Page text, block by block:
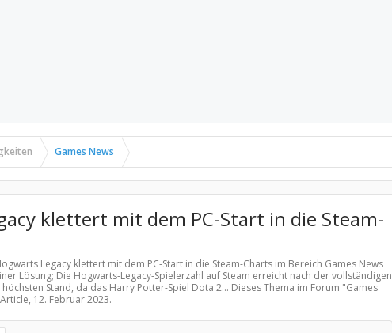
Games News
klettert mit dem PC-Start in die Steam-
Legacy klettert mit dem PC-Start in die Steam-Charts im Bereich Games News
Lösung; Die Hogwarts-Legacy-Spielerzahl auf Steam erreicht nach der vollständigen
Stand, da das Harry Potter-Spiel Dota 2... Dieses Thema im Forum "Games
12. Februar 2023.